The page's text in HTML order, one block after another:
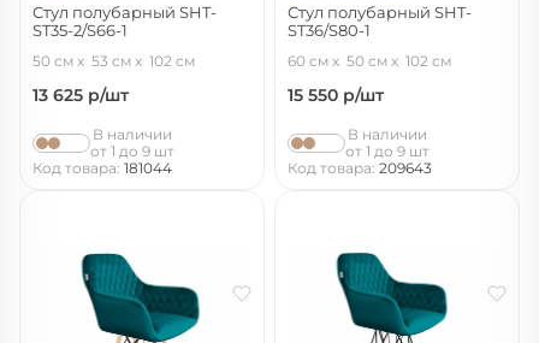
Стул полубарный SHT-
ST35-2/S66-1
50 см 53 см 102 см
13 625 р/шт
В наличии
от 1 до 9 шт
Код товара: 181044
Стул полубарный SHT-
ST36/S80-1
черный
60 см 50 см 102 см
15 550 р/шт
В наличии
от 1 до 9 шт
Код товара: 209643